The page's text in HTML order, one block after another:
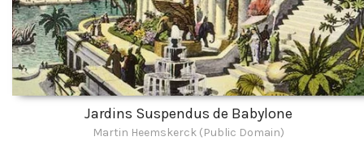
Jardins Suspendus de Babylone
Martin Heemskerck (Public Domain)